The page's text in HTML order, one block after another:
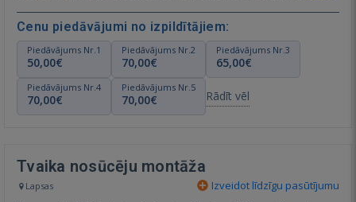
Cenu piedāvājumi no izpildītājiem:
Piedāvājums Nr.1
50,00€
Piedāvājums Nr.2
70,00€
Piedāvājums Nr.3
65,00€
Piedāvājums Nr.4
70,00€
Piedāvājums Nr.5
70,00€ Rādīt vēl
Tvaika nosūcēju montāža
Lapsas Izveidot līdzīgu pasūtījumu